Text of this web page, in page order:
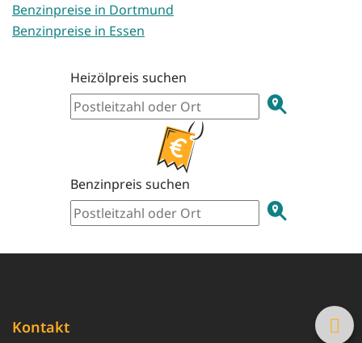
Benzinpreise in Dortmund
Benzinpreise in Essen
Heizölpreis suchen
Benzinpreis suchen
Kontakt